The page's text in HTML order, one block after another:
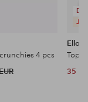
4 pcs
Ellos
Toppi
35